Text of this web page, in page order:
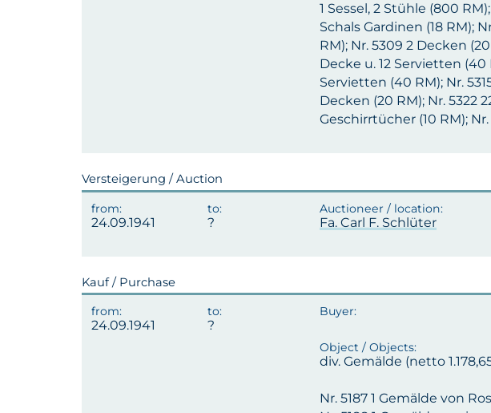
1 Sessel, 2 Stühle (800
Schals Gardinen (18 RM);
RM); Nr. 5309 2 Decken
Decke u. 12 Servietten (40
Servietten (40 RM); Nr.
Decken (20 RM); Nr. 5322
Geschirrtücher (10 RM);
Versteigerung / Auction
24.09.1941 Fa. Carl F. Schlüter
Kauf / Purchase
24.09.1941
div. Gemälde (netto
Nr. 5187 1 Gemälde von